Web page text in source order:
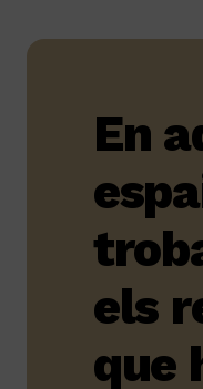
En
els
que